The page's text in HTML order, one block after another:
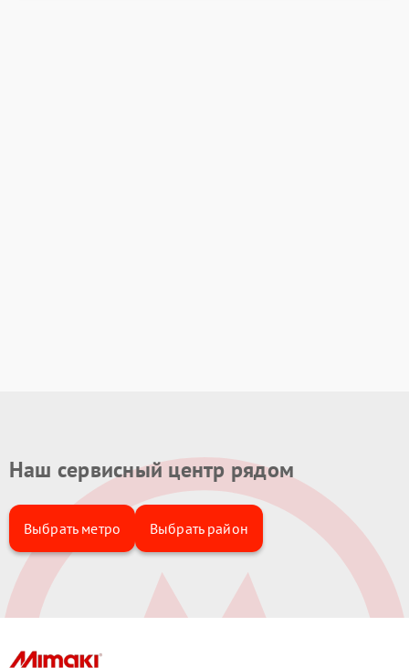
Наш сервисный центр рядом
Выбрать метро Выбрать район